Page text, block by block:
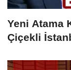
Yeni Atama
Çiçekli